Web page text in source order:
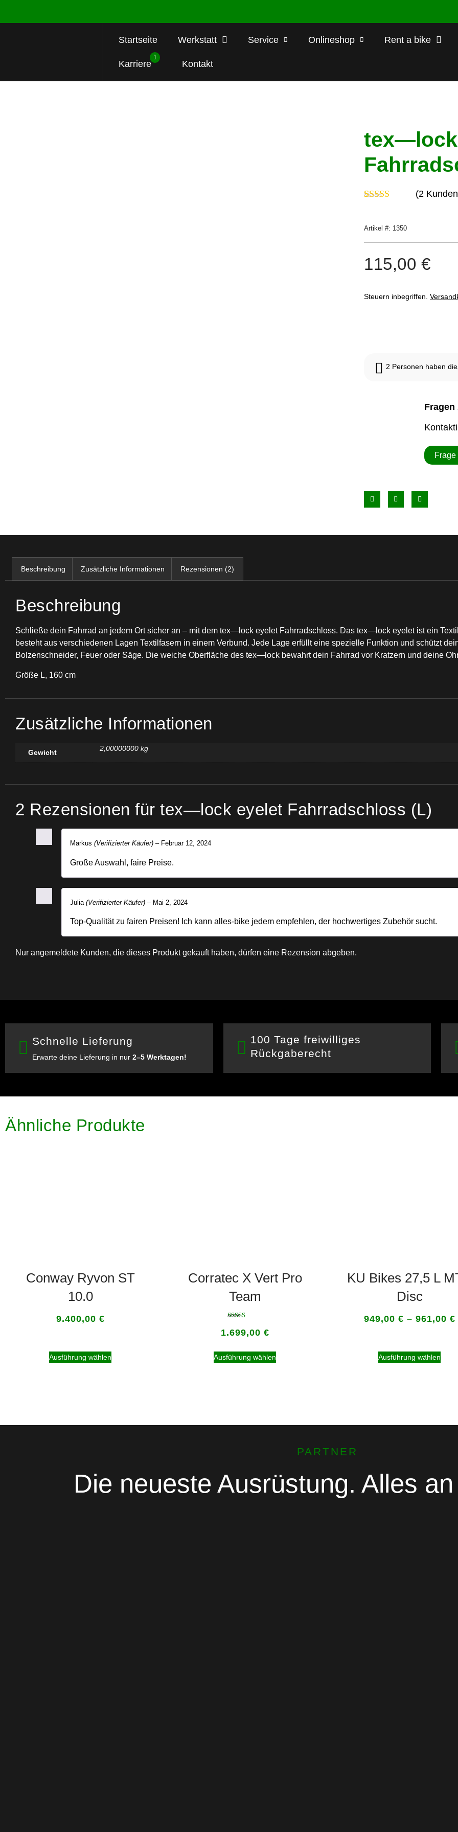
Startseite Werkstatt Service Onlineshop Rent a bike
Karriere
1
Kontakt
von 5,
auf
(2
Artikel #: 1350
115,00 €
Steuern inbegriffen.
2 Personen haben
Fragen
Beschreibung Zusätzliche Informationen Rezensionen (2)
Beschreibung
Schließe dein Fahrrad an jedem Ort sicher an – mit dem tex⁠—⁠lock eyelet Fahrradschloss. Das tex⁠—⁠lock eyelet ist ein
besteht aus verschiedenen Lagen Textilfasern in einem Verbund. Jede Lage erfüllt eine spezielle Funktion und schützt
Bolzenschneider, Feuer oder Säge. Die weiche Oberfläche des tex⁠—⁠lock bewahrt dein Fahrrad vor Kratzern und deine
Größe L, 160 cm
Zusätzliche Informationen
Gewicht 2,00000000 kg
2 Rezensionen für tex—lock eyelet Fahrradschloss (L)
Markus (Verifizierter Käufer) – Februar 12, 2024
Große Auswahl, faire Preise.
Julia (Verifizierter Käufer) – Mai 2, 2024
Top-Qualität zu fairen Preisen! Ich kann alles-bike jedem empfehlen, der hochwertiges Zubehör sucht.
Nur angemeldete Kunden, die dieses Produkt gekauft haben, dürfen eine Rezension abgeben.
Schnelle Lieferung
Erwarte deine Lieferung in nur 2–5 Werktagen!
100 Tage freiwilliges
Rückgaberecht
Ähnliche Produkte
Conway Ryvon ST
10.0
9.400,00 €
Ausführung wählen
Corratec X Vert Pro
Team
mit
5.00
1.699,00 €
Ausführung wählen
KU Bikes 27,5 L
Disc
949,00 € – 961,00 €
Ausführung wählen
PARTNER
Die neueste Ausrüstung. Alles